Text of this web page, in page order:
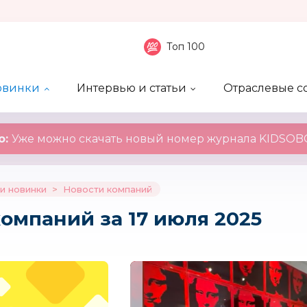
Топ 100
Интервью и статьи
Отраслевые
Уже можно скачать новый номер журнала
новинки > Новости компаний
за 17 июля 2025